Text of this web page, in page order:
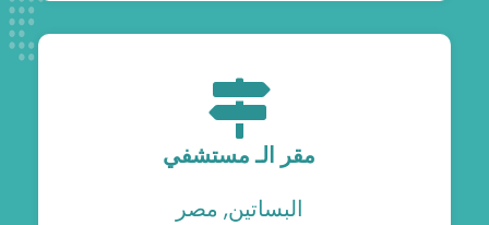
مقر الـ مستشفي
البساتين, مصر